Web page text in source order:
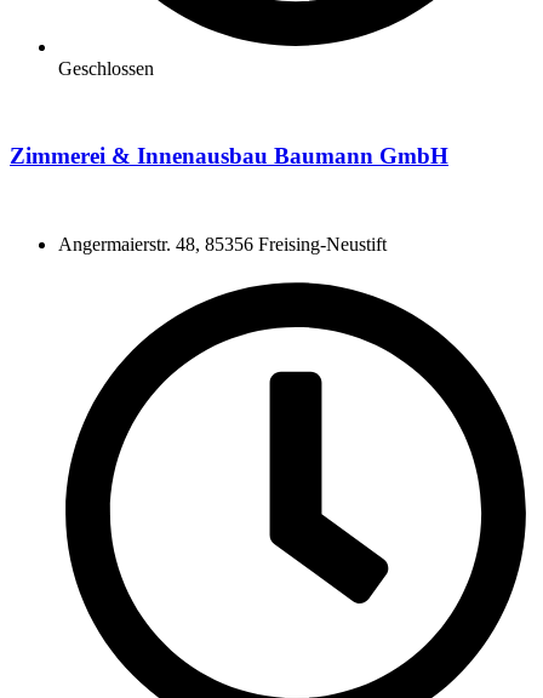
Geschlossen
Zimmerei & Innenausbau Baumann GmbH
Angermaierstr. 48, 85356 Freising-Neustift